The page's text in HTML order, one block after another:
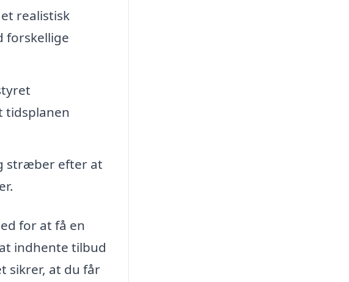
realistisk
forskellige
tidsplanen
stræber efter at
for at få en
indhente tilbud
sikrer, at du får